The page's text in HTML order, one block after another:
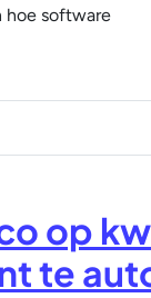
hoe software
op
te